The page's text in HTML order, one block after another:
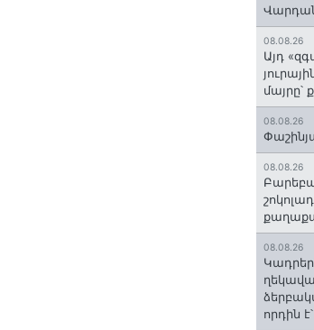
08.08.26
Այդ
08.08.26
08.08.26
08.08.26
որդին